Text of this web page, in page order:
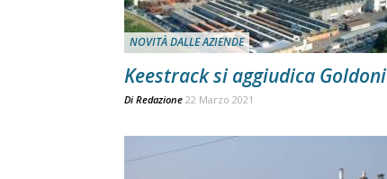
NOVITÀ DALLE AZIENDE
Keestrack si aggiudica Goldoni
Di Redazione 22 Marzo 2021